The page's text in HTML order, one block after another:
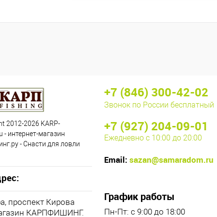
2012-2026 KARP-
- интернет-магазин
- Снасти для ловли
проспект Кирова
КАРПФИШИНГ.
+7 (846) 300-42-02
Звонок по России бесплатный
+7 (927) 204-09-01
Ежедневно с 10:00 до 20:00
Email: sazan@samaradom.ru
График работы
Пн-Пт: с 9:00 до 18:00